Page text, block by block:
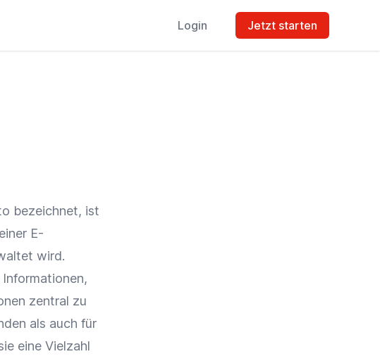
Login Jetzt starten
bezeichnet, ist
E-
wird.
zentral zu
als auch für
eine Vielzahl